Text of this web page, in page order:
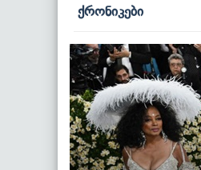
ქრონიკები